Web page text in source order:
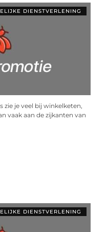
DIENSTVERLENING
zie je veel bij winkelketen,
vaak aan de zijkanten van
DIENSTVERLENING